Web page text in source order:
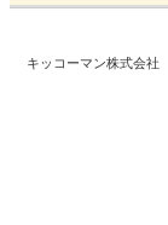
キッコーマン株式会社